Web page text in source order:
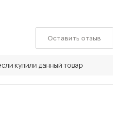
купили данный товар
Оставить отзыв